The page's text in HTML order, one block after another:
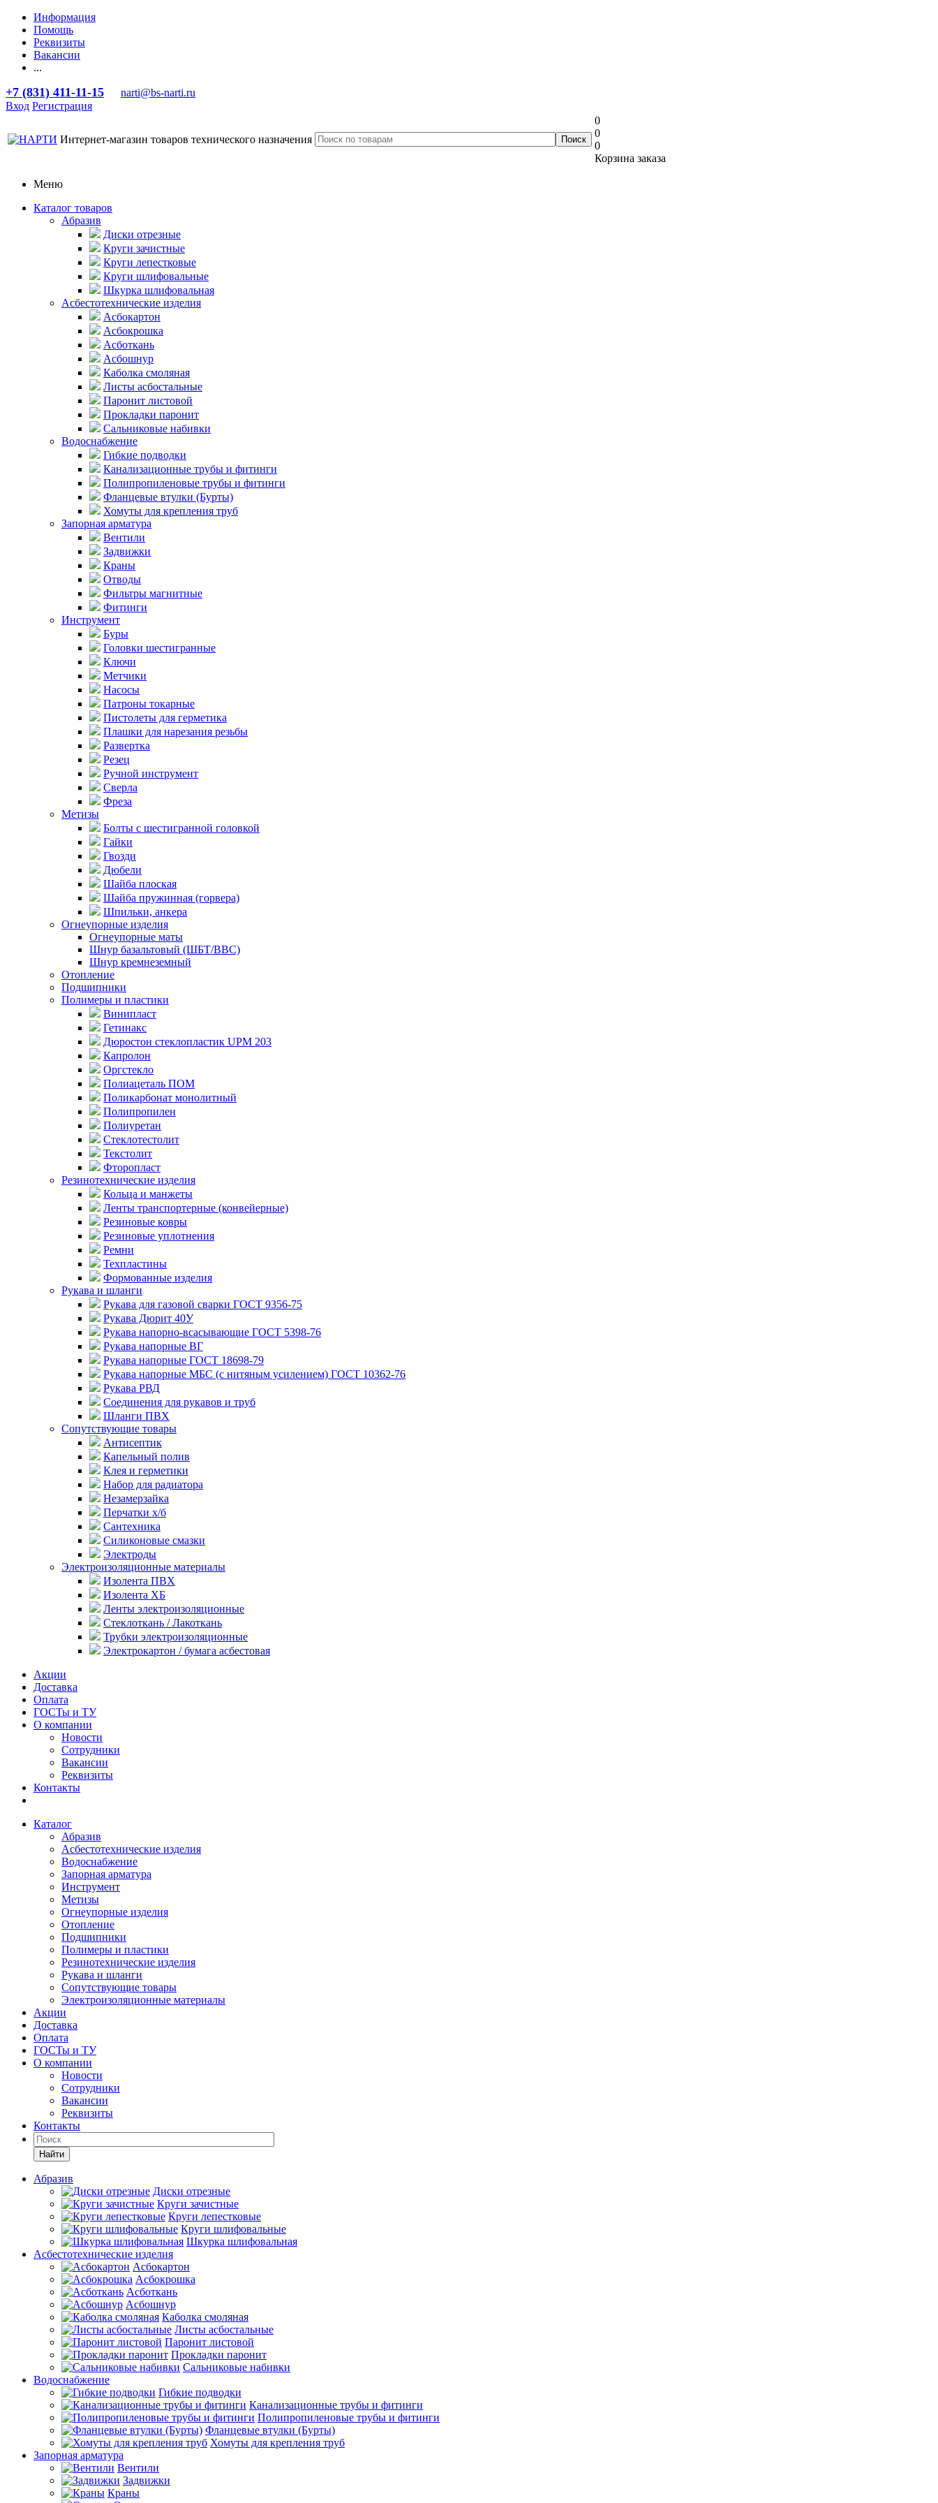
Информация
Помощь
Реквизиты
Вакансии
...
+7 (831) 411-11-15
narti@bs-narti.ru
Вход Регистрация
Интернет-магазин товаров технического назначения
0
0
0
Корзина заказа
Меню
Каталог товаров
Абразив
Диски отрезные
Круги зачистные
Круги лепестковые
Круги шлифовальные
Шкурка шлифовальная
Асбестотехнические изделия
Асбокартон
Асбокрошка
Асботкань
Асбошнур
Каболка смоляная
Листы асбостальные
Паронит листовой
Прокладки паронит
Сальниковые набивки
Водоснабжение
Гибкие подводки
Канализационные трубы и фитинги
Полипропиленовые трубы и фитинги
Фланцевые втулки (Бурты)
Хомуты для крепления труб
Запорная арматура
Вентили
Задвижки
Краны
Отводы
Фильтры магнитные
Фитинги
Инструмент
Буры
Головки шестигранные
Ключи
Метчики
Насосы
Патроны токарные
Пистолеты для герметика
Плашки для нарезания резьбы
Развертка
Резец
Ручной инструмент
Сверла
Фреза
Метизы
Болты с шестигранной головкой
Гайки
Гвозди
Дюбели
Шайба плоская
Шайба пружинная (горвера)
Шпильки, анкера
Огнеупорные изделия
Огнеупорные маты
Шнур базальтовый (ШБТ/ВВС)
Шнур кремнеземный
Отопление
Подшипники
Полимеры и пластики
Винипласт
Гетинакс
Дюростон стеклопластик UPM 203
Капролон
Оргстекло
Полиацеталь ПОМ
Поликарбонат монолитный
Полипропилен
Полиуретан
Стеклотестолит
Текстолит
Фторопласт
Резинотехнические изделия
Кольца и манжеты
Ленты транспортерные (конвейерные)
Резиновые ковры
Резиновые уплотнения
Ремни
Техпластины
Формованные изделия
Рукава и шланги
Рукава для газовой сварки ГОСТ 9356-75
Рукава Дюрит 40У
Рукава напорно-всасывающие ГОСТ 5398-76
Рукава напорные ВГ
Рукава напорные ГОСТ 18698-79
Рукава напорные МБС (с нитяным усилением) ГОСТ 10362-76
Рукава РВД
Соединения для рукавов и труб
Шланги ПВХ
Сопутствующие товары
Антисептик
Капельный полив
Клея и герметики
Набор для радиатора
Незамерзайка
Перчатки х/б
Сантехника
Силиконовые смазки
Электроды
Электроизоляционные материалы
Изолента ПВХ
Изолента ХБ
Ленты электроизоляционные
Стеклоткань / Лакоткань
Трубки электроизоляционные
Электрокартон / бумага асбестовая
Акции
Доставка
Оплата
ГОСТы и ТУ
О компании
Новости
Сотрудники
Вакансии
Реквизиты
Контакты
Каталог
Абразив
Асбестотехнические изделия
Водоснабжение
Запорная арматура
Инструмент
Метизы
Огнеупорные изделия
Отопление
Подшипники
Полимеры и пластики
Резинотехнические изделия
Рукава и шланги
Сопутствующие товары
Электроизоляционные материалы
Акции
Доставка
Оплата
ГОСТы и ТУ
О компании
Новости
Сотрудники
Вакансии
Реквизиты
Контакты
Найти
Абразив
Диски отрезные
Круги зачистные
Круги лепестковые
Круги шлифовальные
Шкурка шлифовальная
Асбестотехнические изделия
Асбокартон
Асбокрошка
Асботкань
Асбошнур
Каболка смоляная
Листы асбостальные
Паронит листовой
Прокладки паронит
Сальниковые набивки
Водоснабжение
Гибкие подводки
Канализационные трубы и фитинги
Полипропиленовые трубы и фитинги
Фланцевые втулки (Бурты)
Хомуты для крепления труб
Запорная арматура
Вентили
Задвижки
Краны